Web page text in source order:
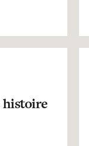
histoire